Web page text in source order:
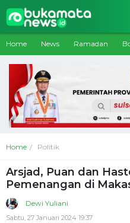
Home News Ramadan
Home Politik
Arsjad, Puan dan
Pemenangan di
Dewi Yuliani
Sabtu, 27 Januari 2024 19:37